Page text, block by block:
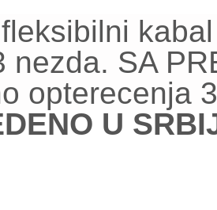
nezda. SA
opterecenja
U